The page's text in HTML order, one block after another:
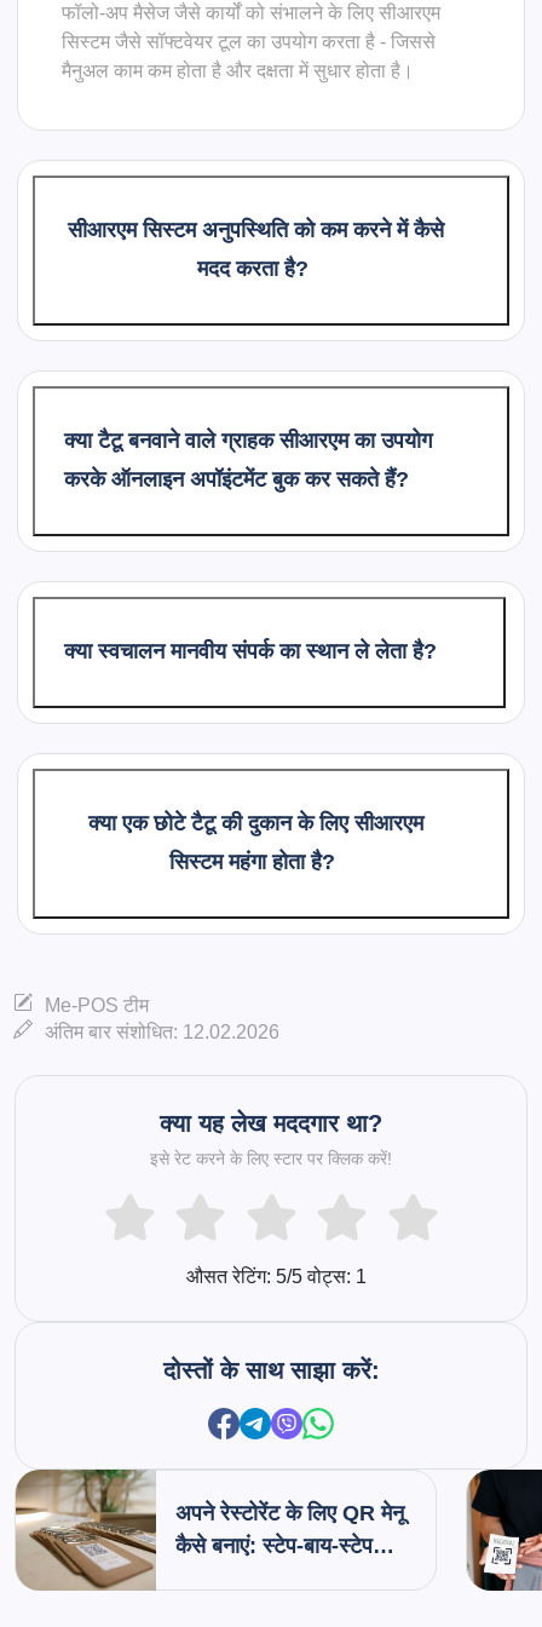
फॉलो-अप मैसेज जैसे कार्यों को संभालने के लिए सीआरएम
सिस्टम जैसे सॉफ्टवेयर टूल का उपयोग करता है - जिससे
मैनुअल काम कम होता है और दक्षता में सुधार होता है।
सीआरएम सिस्टम अनुपस्थिति को कम करने में कैसे
मदद करता है?
क्या टैटू बनवाने वाले ग्राहक सीआरएम का उपयोग
करके ऑनलाइन अपॉइंटमेंट बुक कर सकते हैं?
क्या स्वचालन मानवीय संपर्क का स्थान ले लेता है?
क्या एक छोटे टैटू की दुकान के लिए सीआरएम
सिस्टम महंगा होता है?
Me-POS टीम
अंतिम बार संशोधित: 12.02.2026
क्या यह लेख मददगार था?
इसे रेट करने के लिए स्टार पर क्लिक करें!
औसत रेटिंग: 5/5 वोट्स: 1
दोस्तों के साथ साझा करें:
अपने रेस्टोरेंट के लिए QR मेनू
कैसे बनाएं: स्टेप-बाय-स्टेप